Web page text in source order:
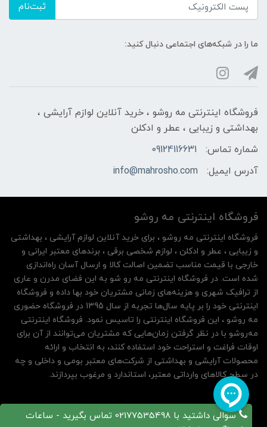
ثبت‌نام
ما را در شبکه‌های اجتماعی دنبال کنید:
فروشگاه اینترنتی مه‌ رو‌شو ، خرید آنلاین لوازم آرایشی ،
بهداشتی و زیبایی ، عطر و ادکلن
شماره تماس:
09124116631
آدرس ایمیل:
info@mahrosho.com
سوالی داشتید با 02177535498 تماس بگیرید - ساعات
فروشگاه اینترنتی مه‌ رو‌شو
فروشگاه اینترنتی مه‌ رو‌شو ، برای خرید آنلاین لوازم آرایشی ، بهداشتی
و زیبایی ، عطر و ادکلن ، لوازم شخصی برقی ، برندهای معتبر ایرانی و
خارجی با قیمت مناسب تضمین اصالت کالا و ارسال آسان راه‌اندازی
شده است. در فروشگاه اینترنتی مه رو شو به این فضای مدرن و عاری
از ترافیک شهری و هزینه‌های زمانی مشتریان خود بها داده و فروشگاه
اینترنتی خود را بر پایه سال‌ها تجربه از سال 1395 در فروشگاه حضوری
مه روشو ، این فروشگاه اینترنتی را تاسیس نمود. فروشگاه اینترنتی
مه‌رو‌شو با در نظر گرفتن زمان‌هایی که مشتریان می‌توانند از آن‌ برای
اوقات فراغت و استراحت خود استفاده کنند، به انتخاب و ارائه
محصولات آرایشی و بهداشتی از شرکت‌های معتبر بومی و داخلی و چه
در سطح کالاهای وارداتی معتبر، استاندارد و مرغوب بپردازند.